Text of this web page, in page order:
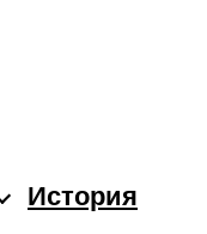
История